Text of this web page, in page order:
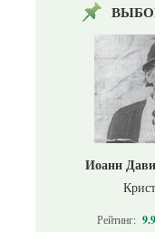
Иоанн
Рейтинг: 9.9